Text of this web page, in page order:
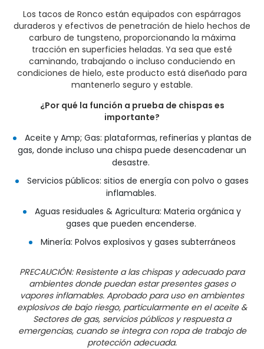
Los tacos de Ronco están equipados con espárragos
duraderos y efectivos de penetración de hielo hechos de
carburo de tungsteno, proporcionando la máxima
tracción en superficies heladas. Ya sea que esté
caminando, trabajando o incluso conduciendo en
condiciones de hielo, este producto está diseñado para
mantenerlo seguro y estable.
¿Por qué la función a prueba de chispas es
importante?
Aceite y Amp; Gas: plataformas, refinerías y plantas de
gas, donde incluso una chispa puede desencadenar un
desastre.
Servicios públicos: sitios de energía con polvo o gases
inflamables.
Aguas residuales & Agricultura: Materia orgánica y
gases que pueden encenderse.
Minería: Polvos explosivos y gases subterráneos
PRECAUCIÓN: Resistente a las chispas y adecuado para
ambientes donde puedan estar presentes gases o
vapores inflamables. Aprobado para uso en ambientes
explosivos de bajo riesgo, particularmente en el aceite &
Sectores de gas, servicios públicos y respuesta a
emergencias, cuando se integra con ropa de trabajo de
protección adecuada.